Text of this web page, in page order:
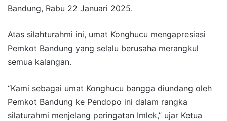
Bandung, Rabu 22 Januari 2025.
Atas silahturahmi ini, umat Konghucu mengapresiasi
Pemkot Bandung yang selalu berusaha merangkul
semua kalangan.
“Kami sebagai umat Konghucu bangga diundang oleh
Pemkot Bandung ke Pendopo ini dalam rangka
silaturahmi menjelang peringatan Imlek,” ujar Ketua